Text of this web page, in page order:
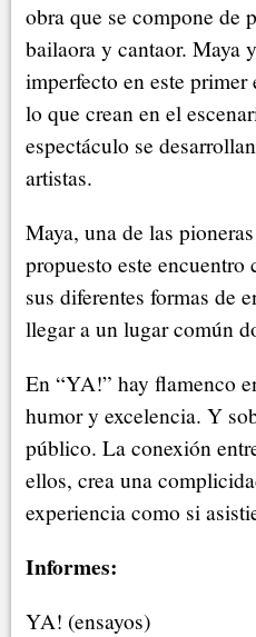
obra que se compone de
bailaora y cantaor. Maya
imperfecto en este
lo que crean en el
espectáculo se
artistas.
Maya, una de las
propuesto este
sus diferentes formas de
llegar a un lugar común
En “YA!” hay flamenco
humor y excelencia. Y
público. La conexión
ellos, crea una
experiencia como si
Informes:
YA! (ensayos)